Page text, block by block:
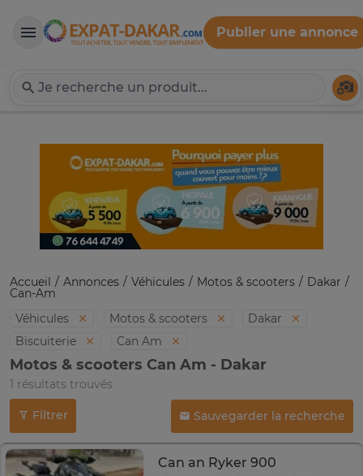
Expat-Dakar
Publier une annonce
Accueil Annonces Véhicules Motos & scooters Dakar
Can-Am
Véhicules
Motos & scooters
Dakar
Biscuiterie
Can Am
Motos & scooters Can Am - Dakar
1 résultats trouvés
Filtrer Sauvegarder la recherche
Can an Ryker 900